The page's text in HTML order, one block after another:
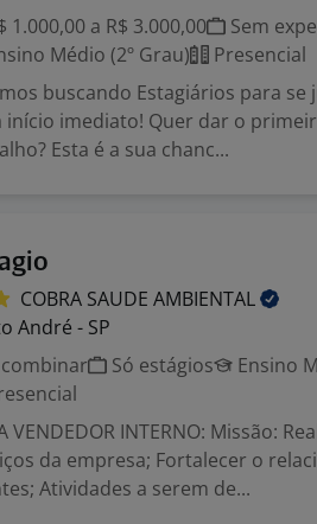
1.000,00 a R$ 3.000,00
Sem
Médio (2º Grau)
Presencial
buscando Estagiários para
início imediato! Quer dar o
Esta é a sua chanc...
COBRA SAUDE AMBIENTAL
André - SP
Só estágios
Ensino
VENDEDOR INTERNO: Missão:
da empresa; Fortalecer o
Atividades a serem de...